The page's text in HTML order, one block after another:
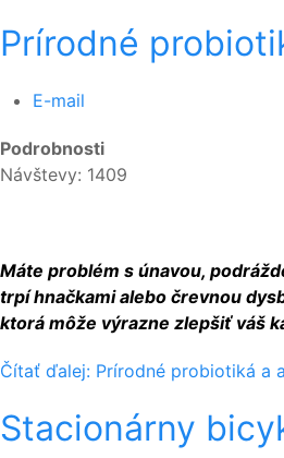
Prírodné
E-mail
Podrobnosti
Návštevy: 1409
Máte problém s únavou,
trpí hnačkami alebo črevnou
ktorá môže výrazne zlepšiť váš
Čítať ďalej: Prírodné probiotiká a
Stacionárny